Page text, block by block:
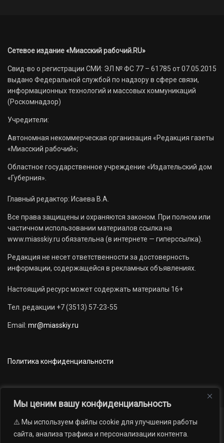
Мы ценим вашу конфиденциальность
⚠️ Мы используем файлы cookie для улучшения работы
сайта, анализа трафика и персонализации контента.
Сетевое издание «Миасский рабочий.RU»
Свид-во о регистрации СМИ: ЭЛ № ФС 77 – 61785 от 07.05.2015
выдано Федеральной службой по надзору в сфере связи,
информационных технологий и массовых коммуникаций
(Роскомнадзор)
Учредители:
Автономная некоммерческая организация «Редакция газеты
«Миасский рабочий»;
Областное государственное учреждение «Издательский дом
«Губерния».
Главный редактор: Исаева В.А.
Все права защищены и охраняются законом. При полном или
частичном использовании материалов ссылка на
www.miasskiy.ru обязательна (в интернете — гиперссылка).
Редакция не несет ответственности за достоверность
информации, содержащейся в рекламных объявлениях.
Настоящий ресурс может содержать материалы 16+
Тел. редакции +7 (3513) 57-23-55
Email: mr@miasskiy.ru
Политика конфиденциальности
Новости Наши проекты
Официально
АРХИВ
16+